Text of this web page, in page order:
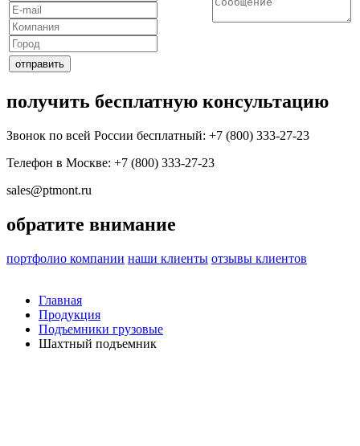
получить бесплатную консультацию
Звонок по всей России бесплатный: +7 (800) 333-27-23
Телефон в Москве: +7 (800) 333-27-23
sales@ptmont.ru
обратите внимание
портфолио компании наши клиенты отзывы клиентов
Главная
Продукция
Подъемники грузовые
Шахтный подъемник